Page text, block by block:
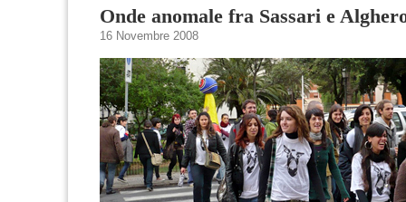
Onde anomale fra Sassari e
16 Novembre 2008